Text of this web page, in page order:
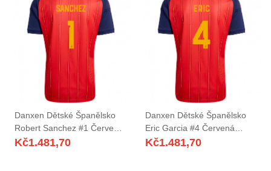
Danxen Dětské Španělsko
Robert Sanchez #1 Červená
Námořnická Žlutá Domů
Kč1.481,70
Danxen Dětské Španělsko
Eric Garcia #4 Červená
Námořnická Žlutá Domů
Kč1.481,70